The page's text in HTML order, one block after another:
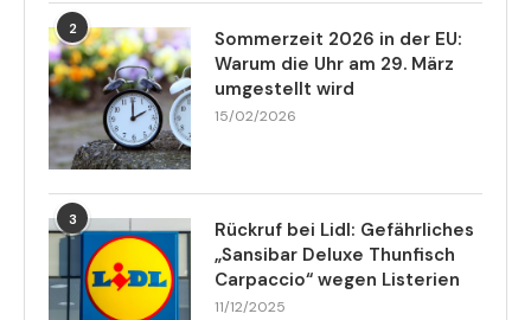
2
Sommerzeit 2026 in der EU:
Warum die Uhr am 29. März
umgestellt wird
15/02/2026
3
Rückruf bei Lidl: Gefährliches
„Sansibar Deluxe Thunfisch
Carpaccio“ wegen Listerien
11/12/2025